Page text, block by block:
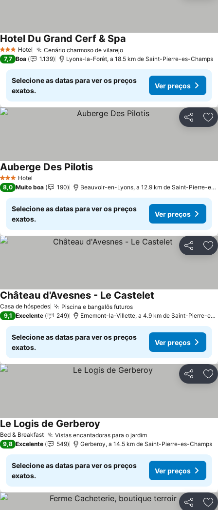
3 EstrelasHotel Cenário charmoso de vilarejo
Hotel Du Grand Cerf & Spa
7,7 Boa 1.139 Lyons-la-Forêt, a 18.5 km de Saint-Pierre-es-Champs
Selecione as datas para ver os preços
exatos.
Ver preços
Partilhar
3 EstrelasHotel
Auberge Des Pilotis
8,0 Muito boa 190 Beauvoir-en-Lyons, a 12.9 km de Saint-Pierre-es-Champs
Selecione as datas para ver os preços
exatos.
Ver preços
Partilhar
Casa de hóspedes Piscina e bangalôs futuros
Château d'Avesnes - Le Castelet
9,1 Excelente 249 Ernemont-la-Villette, a 4.9 km de Saint-Pierre-es-Champs
Selecione as datas para ver os preços
exatos.
Ver preços
Partilhar
Bed & Breakfast Vistas encantadoras para o jardim
Le Logis de Gerberoy
9,8 Excelente 549 Gerberoy, a 14.5 km de Saint-Pierre-es-Champs
Selecione as datas para ver os preços
exatos.
Ver preços
Partilhar